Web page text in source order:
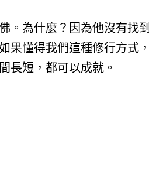
。為什麼？因為他沒有找到
果懂得我們這種修行方式，
長短，都可以成就。